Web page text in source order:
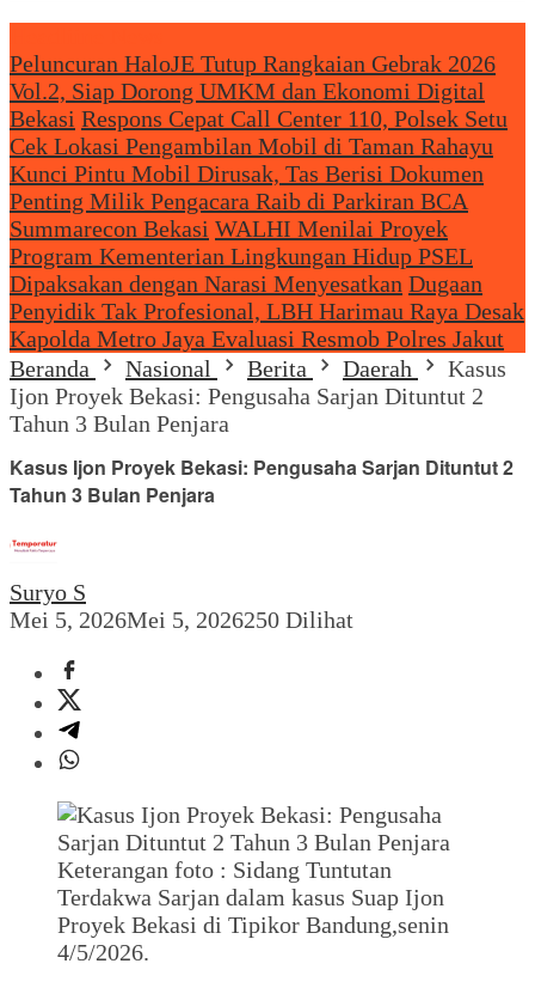
Peluncuran HaloJE Tutup Rangkaian Gebrak 2026
Vol.2, Siap Dorong UMKM dan Ekonomi Digital
Bekasi Respons Cepat Call Center 110, Polsek Setu
Cek Lokasi Pengambilan Mobil di Taman Rahayu
Kunci Pintu Mobil Dirusak, Tas Berisi Dokumen
Penting Milik Pengacara Raib di Parkiran BCA
Summarecon Bekasi WALHI Menilai Proyek
Program Kementerian Lingkungan Hidup PSEL
Dipaksakan dengan Narasi Menyesatkan Dugaan
Penyidik Tak Profesional, LBH Harimau Raya Desak
Kapolda Metro Jaya Evaluasi Resmob Polres Jakut
Beranda
Nasional Berita Daerah
Kasus
Ijon Proyek Bekasi: Pengusaha Sarjan Dituntut 2
Tahun 3 Bulan Penjara
Kasus Ijon Proyek Bekasi: Pengusaha Sarjan Dituntut 2
Tahun 3 Bulan Penjara
Suryo S
Mei 5, 2026Mei 5, 2026250 Dilihat
Keterangan foto : Sidang Tuntutan
Terdakwa Sarjan dalam kasus Suap Ijon
Proyek Bekasi di Tipikor Bandung,senin
4/5/2026.